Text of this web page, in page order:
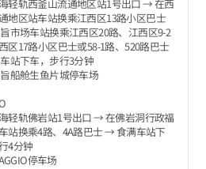
轻轨西釜山流通地区站1号出口 → 在西
地区站车站换乘江西区13路小区巴士
市场车站换乘江西区20路、江西区9-2
区17路小区巴士或58-1路、520路巴士
站下车，步行3分钟
船舱生鱼片城停车场
轻轨佛岩站1号出口 → 在佛岩洞行政福
站换乘4路、4A路巴士 → 食满车站下
4分钟
停车场